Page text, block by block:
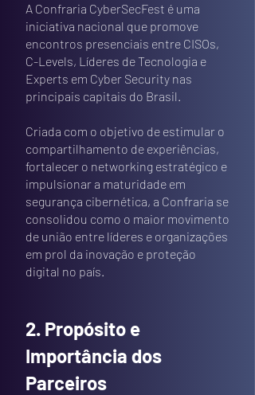
A Confraria CyberSecFest é uma
iniciativa nacional que promove
encontros presenciais entre CISOs,
C-Levels, Líderes de Tecnologia e
Experts em Cyber Security nas
principais capitais do Brasil.
Criada com o objetivo de estimular o
compartilhamento de experiências,
fortalecer o networking estratégico e
impulsionar a maturidade em
segurança cibernética, a Confraria se
consolidou como o maior movimento
de união entre líderes e organizações
em prol da inovação e proteção
digital no país.
2. Propósito e
Importância dos
Parceiros